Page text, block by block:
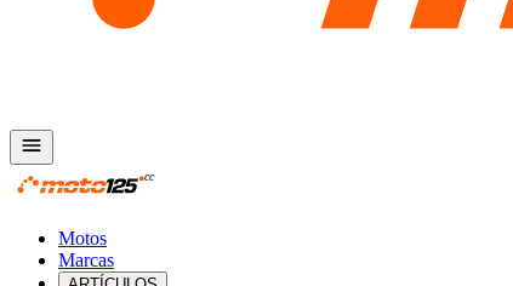
Motos
Marcas